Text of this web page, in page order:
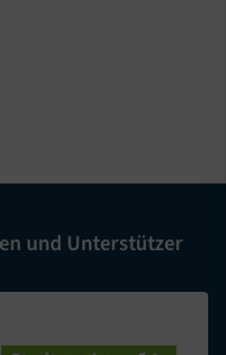
und Unterstützer